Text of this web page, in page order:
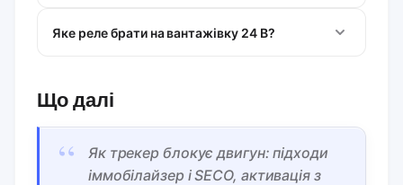
Яке реле брати на вантажівку 24 В?
Що далі
“
Як трекер блокує двигун: підходи
іммобілайзер і SECO, активація з